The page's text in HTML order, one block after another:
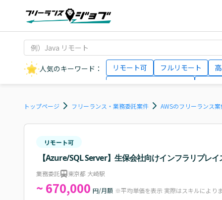
人気のキーワード： リモート可 フルリモート
AIエンジニア
トップページ フリーランス・業務委託案件 AWSのフリーランス
リモート可
【Azure/SQL Server】生保会社向けインフラリプレイ
業務委託 東京都 大崎駅
~ 670,000 円/月額 ※平均単価を表示 実際はスキルにより